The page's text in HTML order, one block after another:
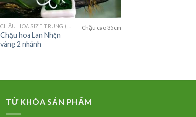
Chậu hoa Lan Nhện
vàng 2 nhánh
Chậu cao 35cm
TỪ KHÓA SẢN PHẨM